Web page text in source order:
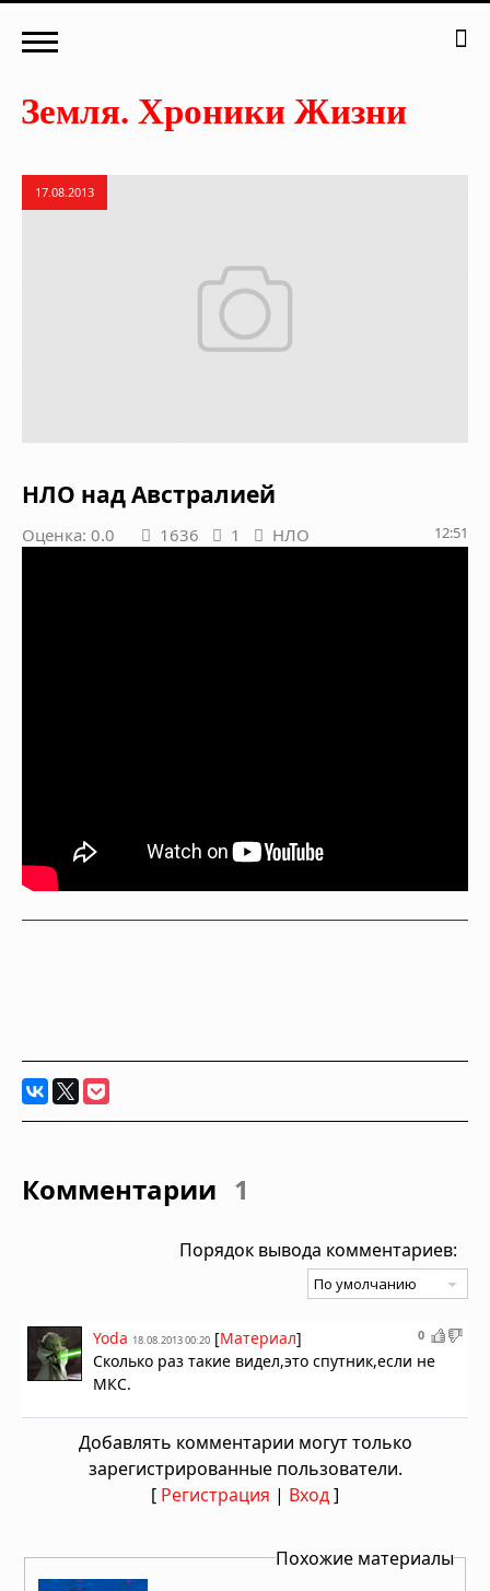
17.08.2013
НЛО над Австралией
Оценка: 0.0 1636 1 НЛО 12:51
Комментарии 1
Порядок вывода комментариев:
0
Yoda 18.08.2013 00:20 [Материал]
Сколько раз такие видел,это спутник,если не
МКС.
Добавлять комментарии могут только
зарегистрированные пользователи.
[ Регистрация | Вход]
Похожие материалы